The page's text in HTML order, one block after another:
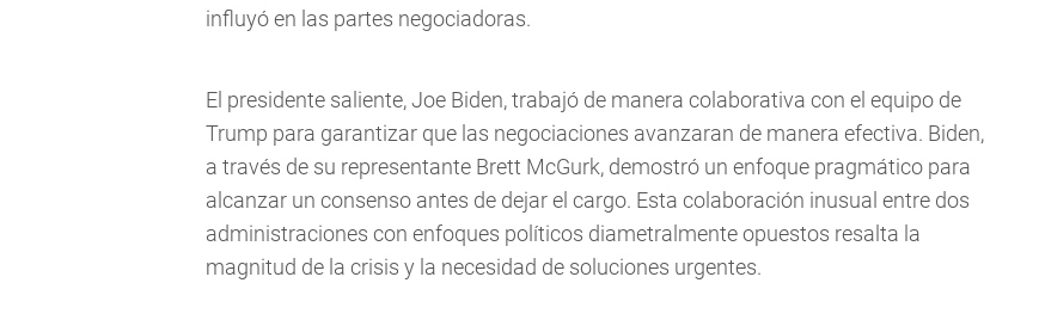
influyó en las partes negociadoras.
El presidente saliente, Joe Biden, trabajó de manera colaborativa con el equipo de
Trump para garantizar que las negociaciones avanzaran de manera efectiva. Biden,
a través de su representante Brett McGurk, demostró un enfoque pragmático para
alcanzar un consenso antes de dejar el cargo. Esta colaboración inusual entre dos
administraciones con enfoques políticos diametralmente opuestos resalta la
magnitud de la crisis y la necesidad de soluciones urgentes.